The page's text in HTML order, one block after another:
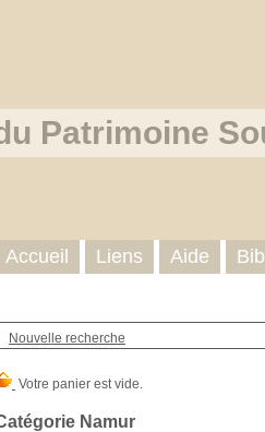
Patrimoine
Nouvelle recherche
Namur
Accueil Liens Aide